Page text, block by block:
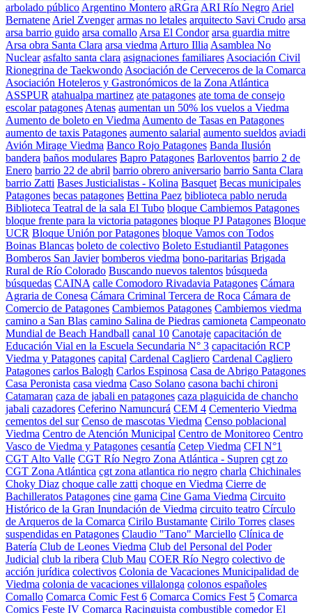
arbolado público Argentino Montero aRGra ARI Río Negro Ariel
Bernatene Ariel Zvenger armas no letales arquitecto Savi Crudo arsa
arsa barrio guido arsa comallo Arsa El Condor arsa guardia mitre
Arsa obra Santa Clara arsa viedma Arturo Illia Asamblea No
Nuclear asfalto santa clara asignaciones familiares Asociación Civil
Rionegrina de Taekwondo Asociación de Cerveceros de la Comarca
Asociación Hoteleros y Gastronómicos de la Zona Atlántica
ASSPUR atahualpa martinez ate patagones ate toma de consejo
escolar patagones Atenas aumentan un 50% los vuelos a Viedma
Aumento de boleto en Viedma Aumento de Tasas en Patagones
aumento de taxis Patagones aumento salarial aumento sueldos aviadi
Avión Mirage Viedma Banco Rojo Patagones Banda Ilusión
bandera baños modulares Bapro Patagones Barloventos barrio 2 de
Enero barrio 22 de abril barrio obrero aniversario barrio Santa Clara
barrio Zatti Bases Justicialistas - Kolina Basquet Becas municipales
Patagones becas patagones Bettina Paez biblioteca pablo neruda
Biblioteca Teatral de la sala El Tubo bloque Cambiemos Patagones
bloque frente para la victoria patagones bloque PJ Patagones Bloque
UCR Bloque Unión por Patagones bloque Vamos con Todos
Boinas Blancas boleto de colectivo Boleto Estudiantil Patagones
Bomberos San Javier bomberos viedma bono-paritarias Brigada
Rural de Río Colorado Buscando nuevos talentos búsqueda
búsquedas CAINA calle Comodoro Rivadavia Patagones Cámara
Agraria de Conesa Cámara Criminal Tercera de Roca Cámara de
Comercio de Patagones Cambiemos Patagones Cambiemos viedma
camino a San Blas camino Salina de Piedras camioneta Campeonato
Mundial de Beach Handball canal 10 Canotaje capacitación de
Educación Vial en la Escuela Secundaria N° 3 capacitación RCP
Viedma y Patagones capital Cardenal Cagliero Cardenal Cagliero
Patagones carlos Balogh Carlos Espinosa Casa de Abrigo Patagones
Casa Peronista casa viedma Caso Solano casona bachi chironi
Catamaran caza de jabali en patagones caza plaguicida de chancho
jabali cazadores Ceferino Namuncurá CEM 4 Cementerio Viedma
cementos del sur Censo de mascotas Viedma Censo poblacional
Viedma Centro de Atención Municipal Centro de Monitoreo Centro
Vasco de Viedma y Patagones cesantía Cetep Viedma CFI N°1
CGT Alto Valle CGT Río Negro Zona Atlántica - Supren cgt zo
CGT Zona Atlántica cgt zona atlantica rio negro charla Chichinales
Choky Diaz choque calle zatti choque en Viedma Cierre de
Bachilleratos Patagones cine gama Cine Gama Viedma Circuito
Histórico de la Gran Inundación de Viedma circuito teatro Círculo
de Arqueros de la Comarca Cirilo Bustamante Cirilo Torres clases
suspendidas en Patagones Claudio "Tano" Marciello Clínica de
Batería Club de Leones Viedma Club del Personal del Poder
Judicial club la ribera Club Mau COER Río Negro colectivo de
acción jurídica colectivos Colonia de Vacaciones Municipalidad de
Viedma colonia de vacaciones villalonga colonos españoles
Comallo Comarca Comic Fest 6 Comarca Comics Fest 5 Comarca
Comics Feste IV Comarca Racinguista combustible comedor El